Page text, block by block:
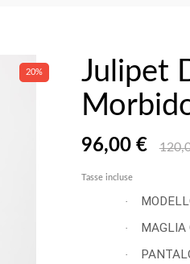
20%
Julipet
96,00 €
Tasse incluse
·
· MAGLIA
·